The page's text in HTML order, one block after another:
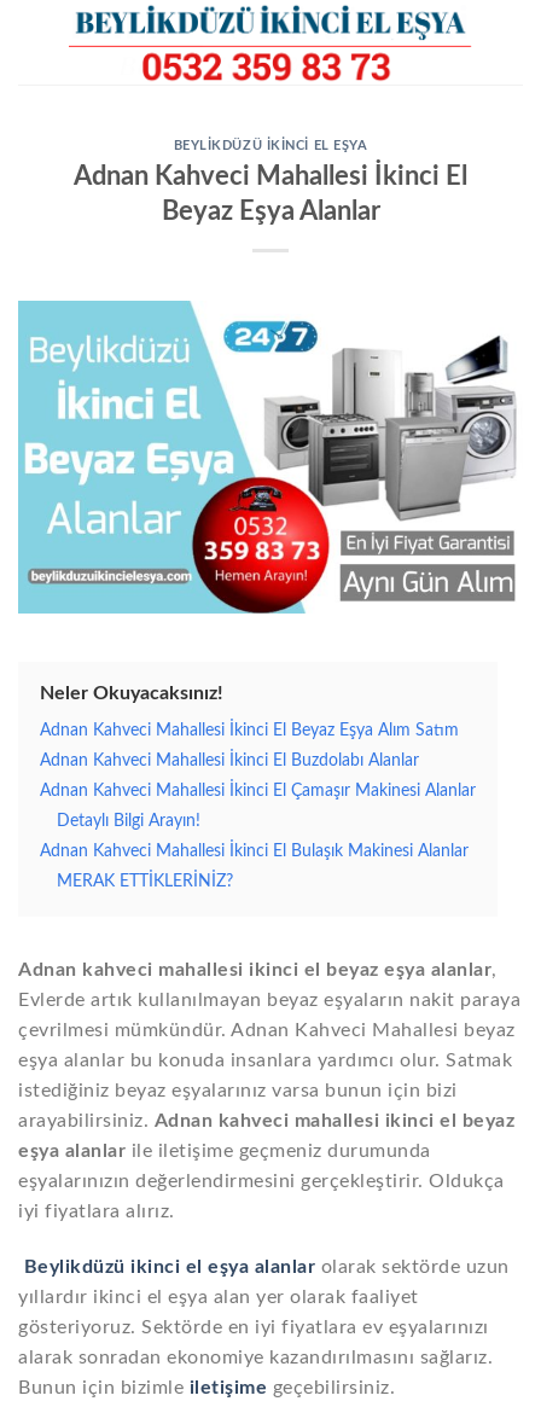
BEYLIKDÜZÜ İKINCI EL EŞYA
Adnan Kahveci Mahallesi İkinci El
Beyaz Eşya Alanlar
Neler Okuyacaksınız!
Adnan Kahveci Mahallesi İkinci El Beyaz Eşya Alım Satım
Adnan Kahveci Mahallesi İkinci El Buzdolabı Alanlar
Adnan Kahveci Mahallesi İkinci El Çamaşır Makinesi Alanlar
Detaylı Bilgi Arayın!
Adnan Kahveci Mahallesi İkinci El Bulaşık Makinesi Alanlar
MERAK ETTİKLERİNİZ?
Adnan kahveci mahallesi ikinci el beyaz eşya alanlar,
Evlerde artık kullanılmayan beyaz eşyaların nakit paraya
çevrilmesi mümkündür. Adnan Kahveci Mahallesi beyaz
eşya alanlar bu konuda insanlara yardımcı olur. Satmak
istediğiniz beyaz eşyalarınız varsa bunun için bizi
arayabilirsiniz. Adnan kahveci mahallesi ikinci el beyaz
eşya alanlar ile iletişime geçmeniz durumunda
eşyalarınızın değerlendirmesini gerçekleştirir. Oldukça
iyi fiyatlara alırız.
Beylikdüzü ikinci el eşya alanlar olarak sektörde uzun
yıllardır ikinci el eşya alan yer olarak faaliyet
gösteriyoruz. Sektörde en iyi fiyatlara ev eşyalarınızı
alarak sonradan ekonomiye kazandırılmasını sağlarız.
Bunun için bizimle iletişime geçebilirsiniz.